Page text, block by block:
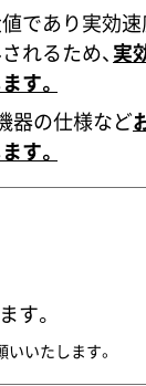
であり実効速
れるため、実
す。
器の仕様など
す。
す。
いたします。